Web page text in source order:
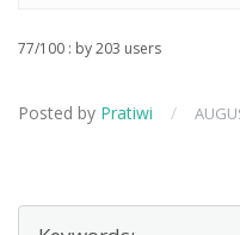
77/100 : by203 users
Posted by Pratiwi /